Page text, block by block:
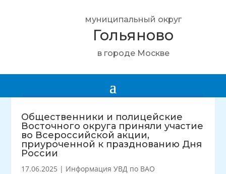
муниципальный округ
Гольяново
в городе Москве
Общественники и полицейские
Восточного округа приняли участие
во Всероссийской акции,
приуроченной к празднованию Дня
России
17.06.2025 | Информация УВД по ВАО